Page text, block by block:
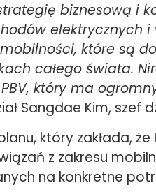
biznesową i
elektrycznych
które są
całego świata.
który ma
Sangdae Kim, szef
który zakłada,
z zakresu
na konkretne